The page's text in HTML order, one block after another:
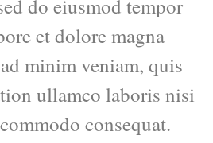
do eiusmod tempor
et dolore magna
minim veniam, quis
ullamco laboris nisi
consequat.